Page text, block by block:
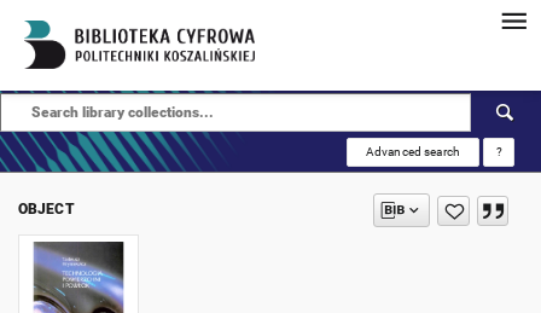
Advanced search ?
OBJECT